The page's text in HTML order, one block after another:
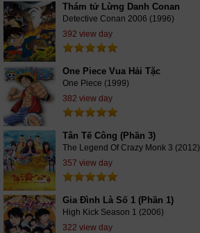
Thám tử Lừng Danh Conan
Detective Conan 2006 (1996)
392 view day
One Piece Vua Hải Tặc
One Piece (1999)
382 view day
Tân Tế Công (Phần 3)
The Legend Of Crazy Monk 3 (2012)
357 view day
Gia Đình Là Số 1 (Phần 1)
High Kick Season 1 (2006)
322 view day